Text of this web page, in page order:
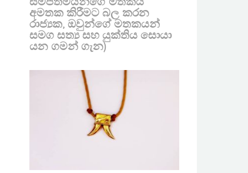
අමතක කිරීමට බල කරන
රාජ්‍යක, ඔවුන්ගේ මතකයන්
සමග සත්‍ය සහ යුක්තිය සොයා
යන ගමන් ගැන)